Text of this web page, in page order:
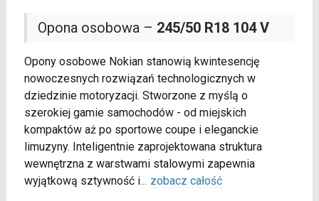
Opona osobowa – 245/50 R18 104 V
Opony osobowe Nokian stanowią kwintesencję
nowoczesnych rozwiązań technologicznych w
dziedzinie motoryzacji. Stworzone z myślą o
szerokiej gamie samochodów - od miejskich
kompaktów aż po sportowe coupe i eleganckie
limuzyny. Inteligentnie zaprojektowana struktura
wewnętrzna z warstwami stalowymi zapewnia
wyjątkową sztywność i... zobacz całość